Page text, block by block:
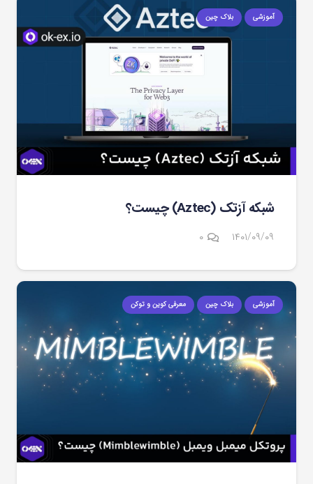
آموزشی بلاک چین
شبکه آزتک (Aztec) چیست؟
۱۴۰۱/۰۹/۰۹ ۰
آموزشی بلاک چین معرفی کوین و توکن